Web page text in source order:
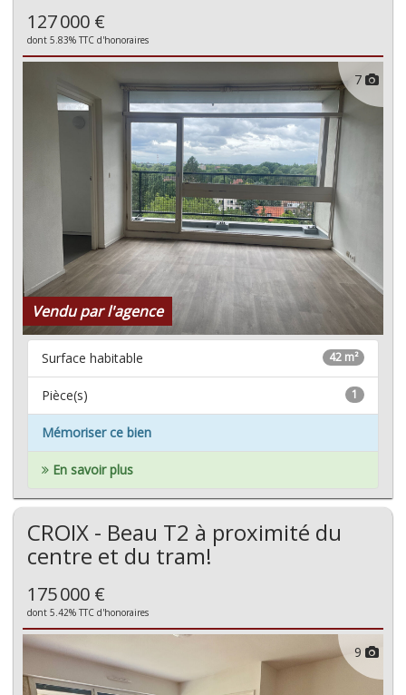
127 000 €
dont 5.83% TTC d'honoraires
7
Vendu par l'agence
42 m²
Surface habitable
1
Pièce(s)
Mémoriser ce bien
En savoir plus
CROIX - Beau T2 à proximité du
centre et du tram!
175 000 €
dont 5.42% TTC d'honoraires
9